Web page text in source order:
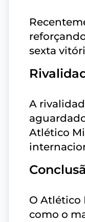
sexta
A
Atlético
O Atlético
como o